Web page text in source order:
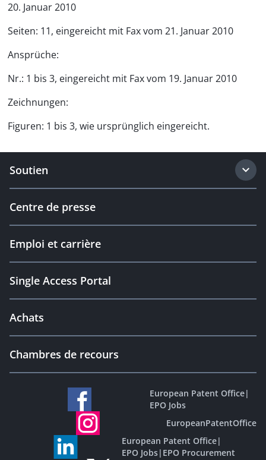
20. Januar 2010
Seiten: 11, eingereicht mit Fax vom 21. Januar 2010
Ansprüche:
Nr.: 1 bis 3, eingereicht mit Fax vom 19. Januar 2010
Zeichnungen:
Figuren: 1 bis 3, wie ursprünglich eingereicht.
Soutien
Centre de presse
Emploi et carrière
Single Access Portal
Achats
Chambres de recours
European Patent Office|
EPO Jobs
EuropeanPatentOffice
European Patent Office|
EPO Jobs| EPO Procurement